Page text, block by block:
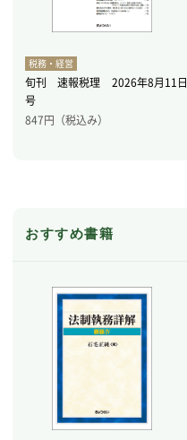
税務・経営
旬刊 速報税理 2026年8月11日
号
847円（税込み）
おすすめ書籍